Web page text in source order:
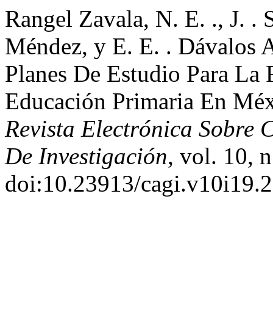
Rangel Zavala, N. E. ., J. .
Méndez, y E. E. . Dávalos
Planes De Estudio Para La
Educación Primaria En
Revista Electrónica Sobre
De Investigación, vol. 10,
doi:10.23913/